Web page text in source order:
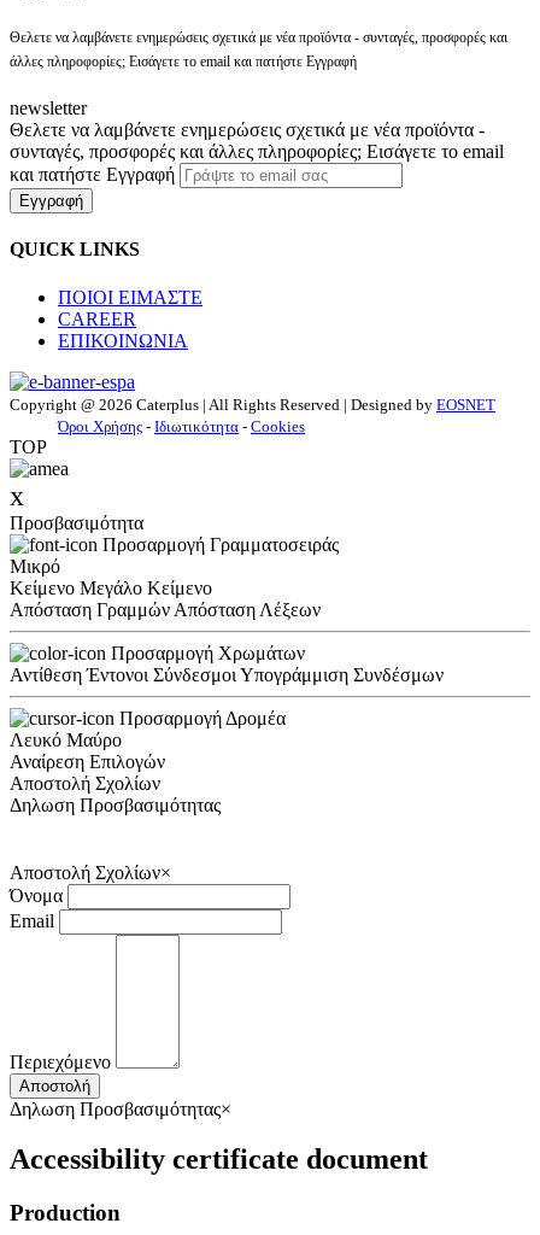
Θελετε να λαμβάνετε ενημερώσεις σχετικά με νέα προϊόντα - συνταγές, προσφορές και
άλλες πληροφορίες; Εισάγετε το email και πατήστε Εγγραφή
newsletter
Θελετε να λαμβάνετε ενημερώσεις σχετικά με νέα προϊόντα -
συνταγές, προσφορές και άλλες πληροφορίες; Εισάγετε το email
και πατήστε Εγγραφή
Εγγραφή
QUICK LINKS
ΠΟΙΟΙ ΕΙΜΑΣΤΕ
CAREER
ΕΠΙΚΟΙΝΩΝΙΑ
Copyright @ 2026 Caterplus | All Rights Reserved | Designed by EOSNET
Όροι Χρήσης - Ιδιωτικότητα - Cookies
TOP
x
Προσβασιμότητα
Προσαρμογή Γραμματοσειράς
Μικρό
Κείμενο Μεγάλο Κείμενο
Απόσταση Γραμμών Απόσταση Λέξεων
Προσαρμογή Χρωμάτων
Αντίθεση Έντονοι Σύνδεσμοι Υπογράμμιση Συνδέσμων
Προσαρμογή Δρομέα
Λευκό Μαύρο
Αναίρεση Επιλογών
Αποστολή Σχολίων
Δηλωση Προσβασιμότητας
Αποστολή Σχολίων×
Όνομα
Email
Περιεχόμενο
Αποστολή
Δηλωση Προσβασιμότητας×
Accessibility certificate document
Production